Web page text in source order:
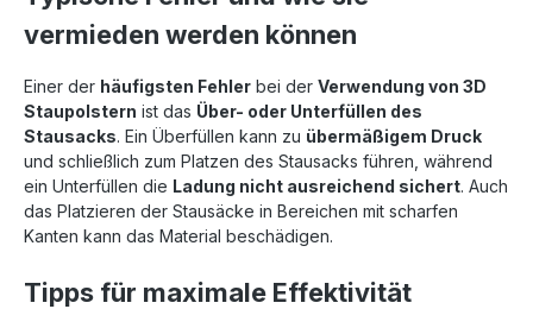
vermieden werden können
Einer der häufigsten Fehler bei der Verwendung von 3D
Staupolstern ist das Über- oder Unterfüllen des
Stausacks. Ein Überfüllen kann zu übermäßigem Druck
und schließlich zum Platzen des Stausacks führen, während
ein Unterfüllen die Ladung nicht ausreichend sichert. Auch
das Platzieren der Stausäcke in Bereichen mit scharfen
Kanten kann das Material beschädigen.
Tipps für maximale Effektivität